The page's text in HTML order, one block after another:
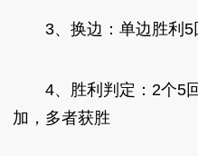
3、换边：单边胜利5
4、胜利判定：2个5回
加，多者获胜